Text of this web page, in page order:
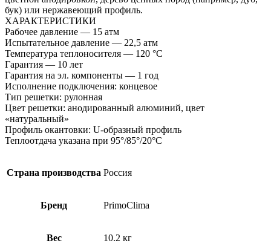
бук) или нержавеющий профиль.
ХАРАКТЕРИСТИКИ
Рабочее давление — 15 атм
Испытательное давление — 22,5 атм
Температура теплоносителя — 120 °С
Гарантия — 10 лет
Гарантия на эл. компоненты — 1 год
Исполнение подключения: концевое
Тип решетки: рулонная
Цвет решетки: анодированный алюминий, цвет
«натуральный»
Профиль окантовки: U-образный профиль
Теплоотдача указана при 95°/85°/20°С
Страна производства Россия
Бренд PrimoClima
Вес 10.2 кг